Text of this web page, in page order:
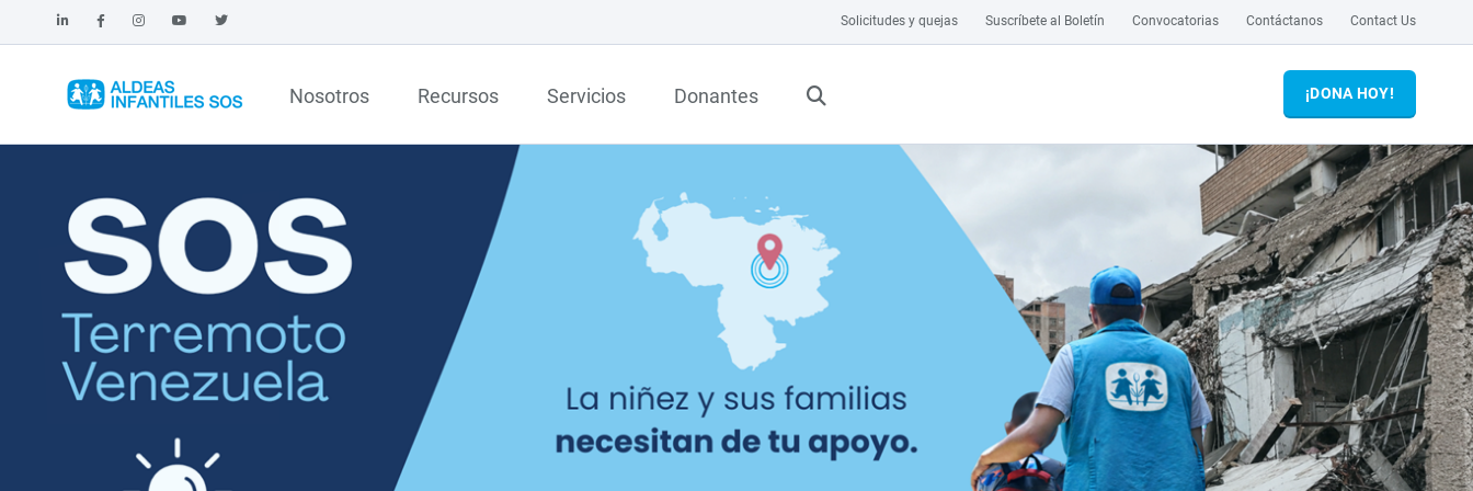
Solicitudes y quejas Suscríbete al Boletín Convocatorias Contáctanos Contact Us
Nosotros Recursos Servicios Donantes ¡DONA HOY!
CONSULTA AQUÍ NUESTRO INFORME 2025